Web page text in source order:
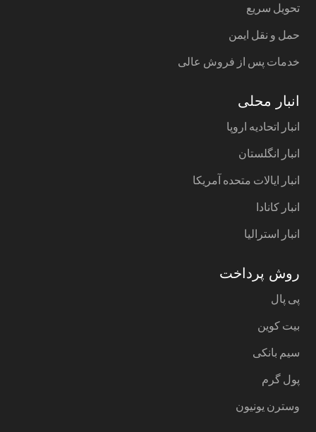
تحویل سریع
حمل و نقل ایمن
خدمات پس از فروش عالی
انبار محلی
انبار اتحادیه اروپا
انبار انگلستان
انبار ایالات متحده آمریکا
انبار کانادا
انبار استرالیا
روش پرداخت
پی پال
بیت کوین
سیم بانکی
پول گرم
وسترن یونیون